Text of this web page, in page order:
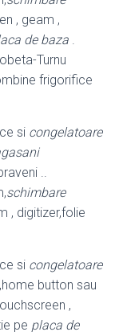
, geam ,
de baza .
Turnu
frigorifice
si congelatoare
..
schimbare
, digitizer,folie
si congelatoare
button sau
,
pe placa de